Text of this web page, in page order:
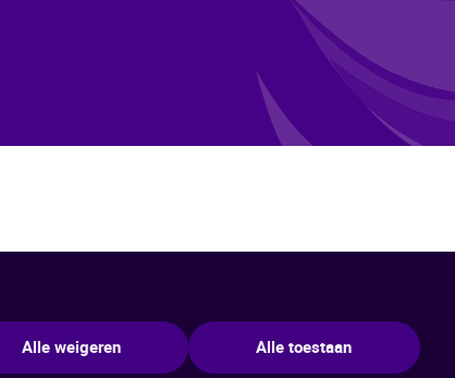
Alle weigeren Alle toestaan